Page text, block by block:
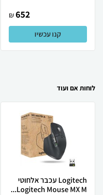
652
₪
קנו עכשיו
לוחות אם ועוד
Logitech עכבר אלחוטי
Logitech Mouse MX M...